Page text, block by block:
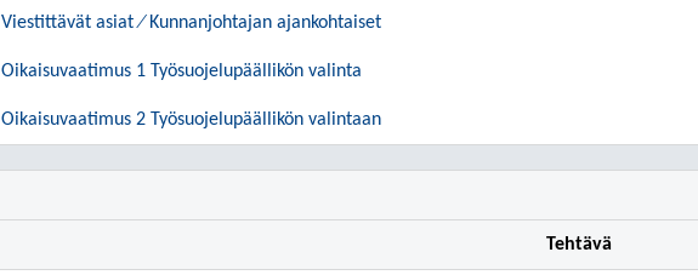
Viestittävät asiat ⁄ Kunnanjohtajan ajankohtaiset
Oikaisuvaatimus 1 Työsuojelupäällikön valinta
Oikaisuvaatimus 2 Työsuojelupäällikön valintaan
Tehtävä